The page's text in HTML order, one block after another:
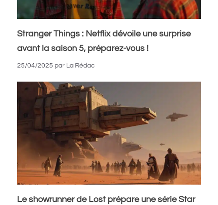
Stranger Things : Netflix dévoile une surprise
avant la saison 5, préparez-vous !
25/04/2025 par La Rédac
Le showrunner de Lost prépare une série Star